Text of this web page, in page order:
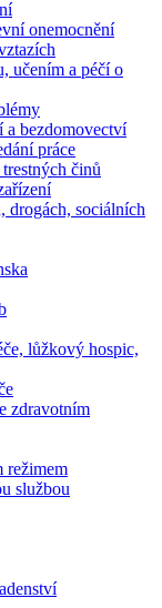
onemocnění
učením a péčí o
bezdomovectví
práce
činů
drogách, sociálních
lůžkový hospic,
zdravotním
režimem
službou